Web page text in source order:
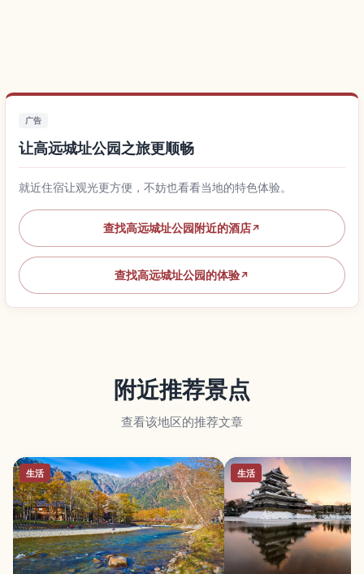
广告
让高远城址公园之旅更顺畅
就近住宿让观光更方便，不妨也看看当地的特色体验。
查找高远城址公园附近的酒店↗
查找高远城址公园的体验↗
附近推荐景点
查看该地区的推荐文章
生活 生活